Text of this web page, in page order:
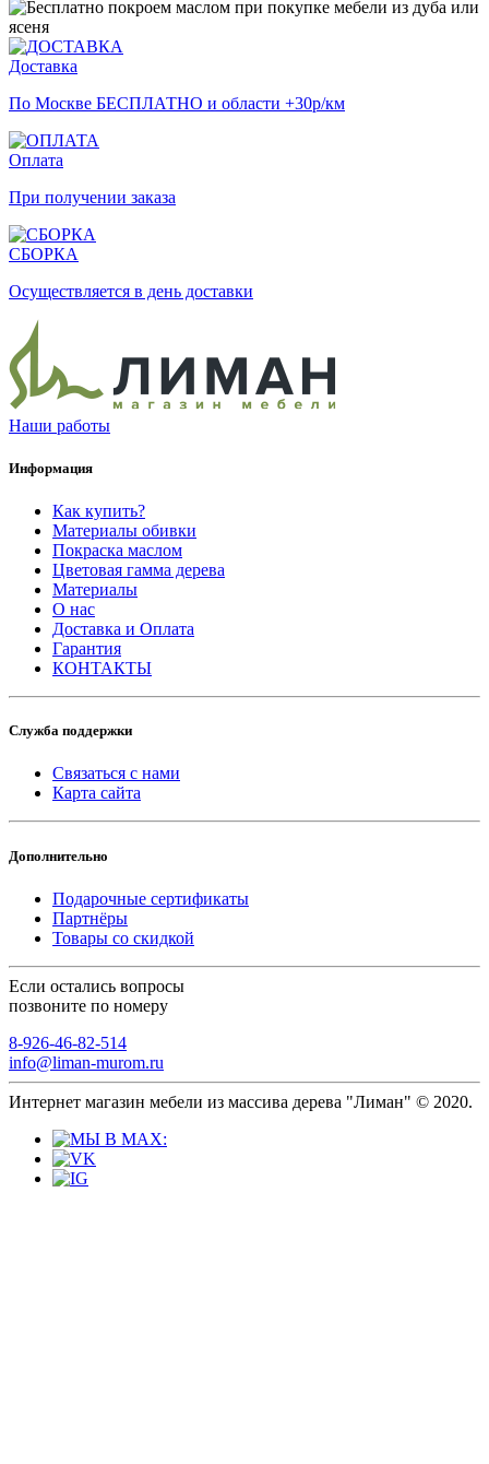
Доставка
По Москве БЕСПЛАТНО и области +30р/км
Оплата
При получении заказа
СБОРКА
Осуществляется в день доставки
Наши работы
Информация
Как купить?
Материалы обивки
Покраска маслом
Цветовая гамма дерева
Материалы
О нас
Доставка и Оплата
Гарантия
КОНТАКТЫ
Служба поддержки
Связаться с нами
Карта сайта
Дополнительно
Подарочные сертификаты
Партнёры
Товары со скидкой
Если остались вопросы
позвоните по номеру
8-926-46-82-514
info@liman-murom.ru
Интернет магазин мебели из массива дерева "Лиман" © 2020.